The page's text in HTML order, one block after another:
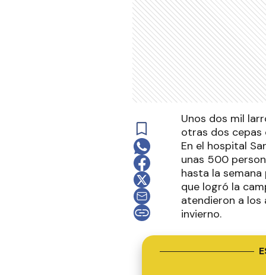
Unos dos mil
otras dos cepas
En el hospital
unas 500
hasta la
que logró la
atendieron a los
invierno.